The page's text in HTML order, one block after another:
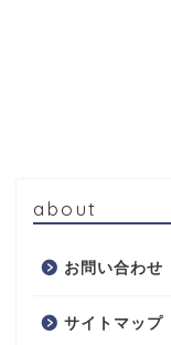
about
お問い合わせ
サイトマップ